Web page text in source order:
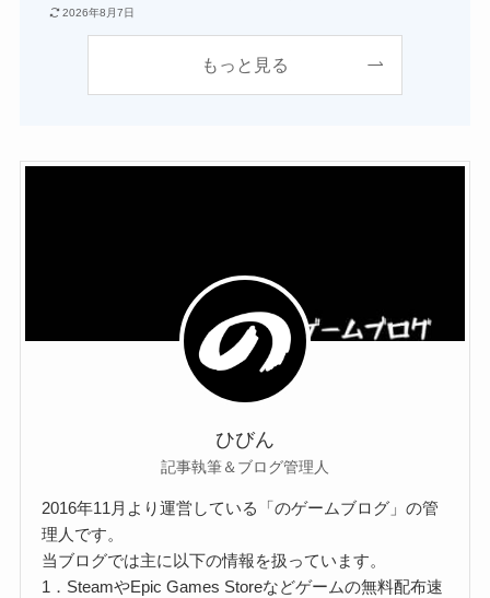
2026年8月7日
もっと見る
ひびん
記事執筆＆ブログ管理人
2016年11月より運営している「のゲームブログ」の管
理人です。
当ブログでは主に以下の情報を扱っています。
1．SteamやEpic Games Storeなどゲームの無料配布速